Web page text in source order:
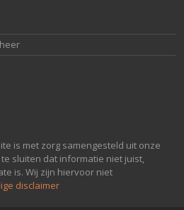
is met zorg samengesteld uit onze
sluiten dat informatie niet juist,
is. Wij zijn hiervoor niet
disclaimer